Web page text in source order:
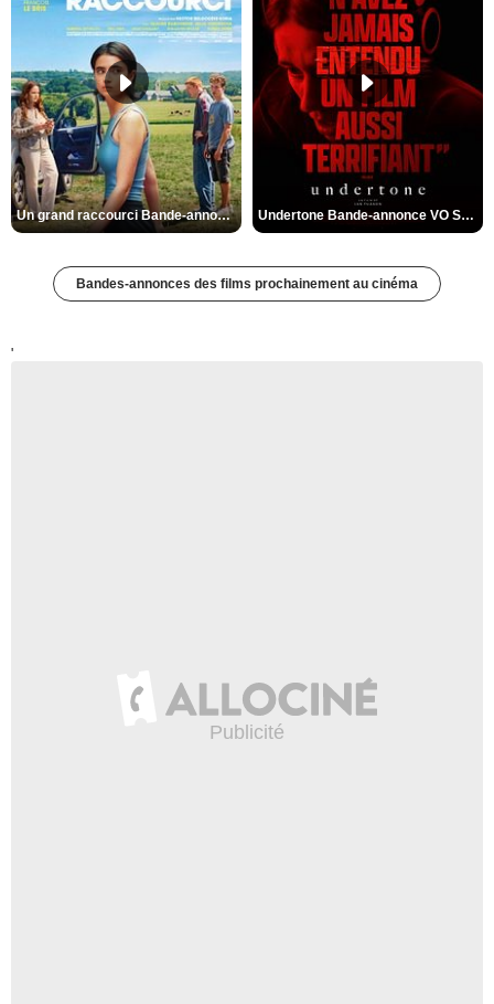
Un grand raccourci Bande-annonce VF Undertone Bande-annonce VO STFR
Bandes-annonces des films prochainement au cinéma
'